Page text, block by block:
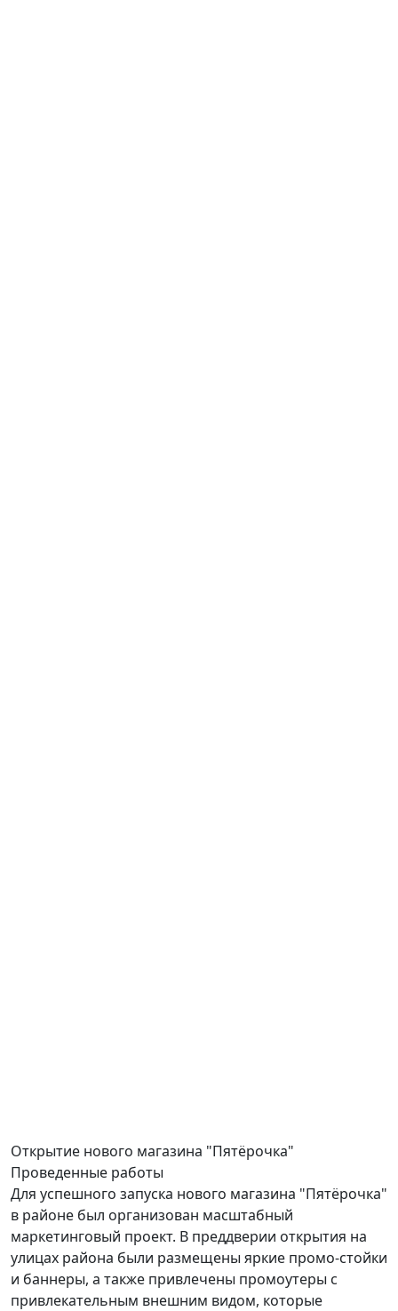
Открытие нового магазина "Пятёрочка"
Проведенные работы
Для успешного запуска нового магазина "Пятёрочка"
в районе был организован масштабный
маркетинговый проект. В преддверии открытия на
улицах района были размещены яркие промо-стойки
и баннеры, а также привлечены промоутеры с
привлекательным внешним видом, которые